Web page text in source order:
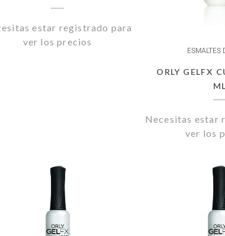
estar registrado para
ver los precios
ESMALTES
ORLY GELFX
ML
Necesitas estar
ver los